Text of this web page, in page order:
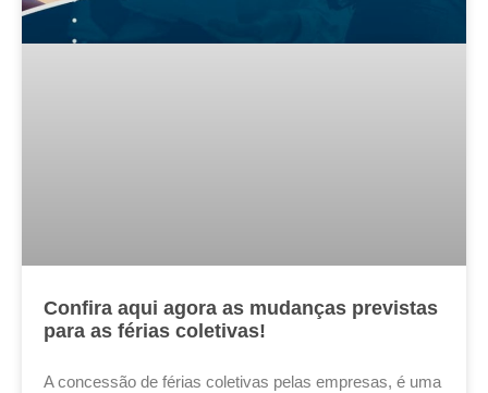
Confira aqui agora as mudanças previstas
para as férias coletivas!
A concessão de férias coletivas pelas empresas, é uma